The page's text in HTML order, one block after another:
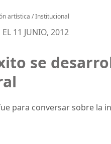
artística /Institucional
11 JUNIO, 2012
se
para conversar sobre la